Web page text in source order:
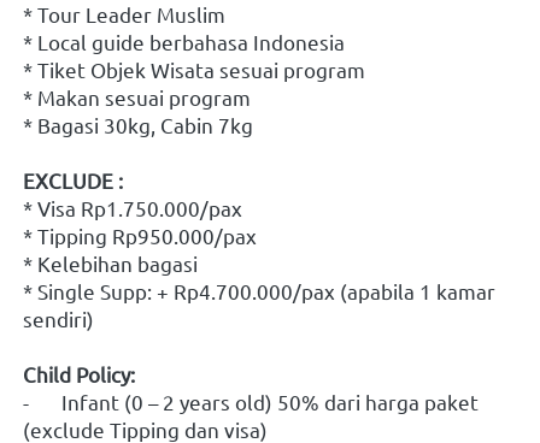
* Tour Leader Muslim
* Local guide berbahasa Indonesia
* Tiket Objek Wisata sesuai program
* Makan sesuai program
* Bagasi 30kg, Cabin 7kg
EXCLUDE :
* Visa Rp1.750.000/pax
* Tipping Rp950.000/pax
* Kelebihan bagasi
* Single Supp: + Rp4.700.000/pax (apabila 1 kamar
sendiri)
Child Policy:
-	Infant (0 – 2 years old) 50% dari harga paket
(exclude Tipping dan visa)